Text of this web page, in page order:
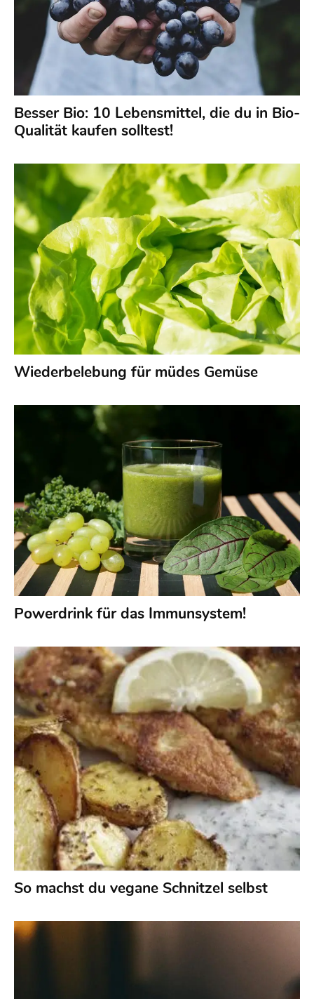
Besser Bio: 10 Lebensmittel, die du in Bio-
Qualität kaufen solltest!
Wiederbelebung für müdes Gemüse
Powerdrink für das Immunsystem!
So machst du vegane Schnitzel selbst